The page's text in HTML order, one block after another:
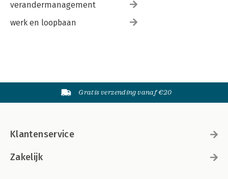
verandermanagement
werk en loopbaan
Gratis verzending vanaf €20
Klantenservice
Zakelijk